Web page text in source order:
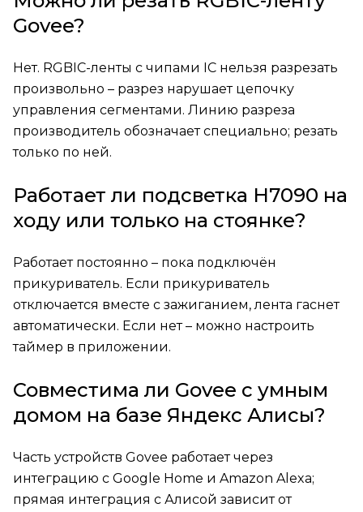
Govee?
Нет. RGBIC-ленты с чипами IC нельзя разрезать
произвольно – разрез нарушает цепочку
управления сегментами. Линию разреза
производитель обозначает специально; резать
только по ней.
Работает ли подсветка H7090 на
ходу или только на стоянке?
Работает постоянно – пока подключён
прикуриватель. Если прикуриватель
отключается вместе с зажиганием, лента гаснет
автоматически. Если нет – можно настроить
таймер в приложении.
Совместима ли Govee с умным
домом на базе Яндекс Алисы?
Часть устройств Govee работает через
интеграцию с Google Home и Amazon Alexa;
прямая интеграция с Алисой зависит от